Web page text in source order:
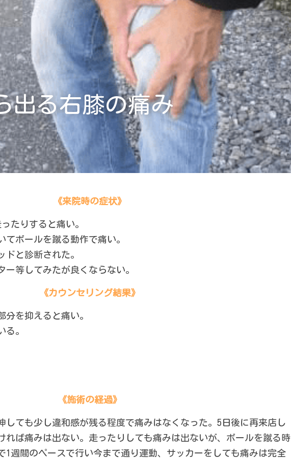
出る右膝の痛み
《来院時の症状》
たりすると痛い。
てボールを蹴る動作で痛い。
ドと診断された。
ー等してみたが良くならない。
《カウンセリング結果》
分を抑えると痛い。
る。
《施術の経過》
しても少し違和感が残る程度で痛みはなくなった。5日後に再来店し
れば痛みは出ない。走ったりしても痛みは出ないが、ボールを蹴る時
1週間のペースで行い今まで通り運動、サッカーをしても痛みは完全